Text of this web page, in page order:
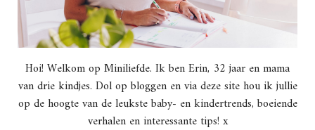
Hoi! Welkom op Miniliefde. Ik ben Erin, 32 jaar en mama
van drie kindjes. Dol op bloggen en via deze site hou ik jullie
op de hoogte van de leukste baby- en kindertrends, boeiende
verhalen en interessante tips! x